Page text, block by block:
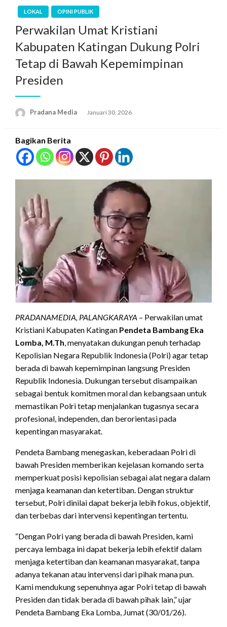
LOKAL OPINI PUBLIK
Perwakilan Umat Kristiani
Kabupaten Katingan Dukung Polri
Tetap di Bawah Kepemimpinan
Presiden
Pradana Media Januari 30, 2026
Bagikan Berita
PRADANAMEDIA, PALANGKARAYA – Perwakilan umat
Kristiani Kabupaten Katingan Pendeta Bambang Eka
Lomba, M.Th , menyatakan dukungan penuh terhadap
Kepolisian Negara Republik Indonesia (Polri) agar tetap
berada di bawah kepemimpinan langsung Presiden
Republik Indonesia. Dukungan tersebut disampaikan
sebagai bentuk komitmen moral dan kebangsaan untuk
memastikan Polri tetap menjalankan tugasnya secara
profesional, independen, dan berorientasi pada
kepentingan masyarakat.
Pendeta Bambang menegaskan, keberadaan Polri di
bawah Presiden memberikan kejelasan komando serta
memperkuat posisi kepolisian sebagai alat negara dalam
menjaga keamanan dan ketertiban. Dengan struktur
tersebut, Polri dinilai dapat bekerja lebih fokus, objektif,
dan terbebas dari intervensi kepentingan tertentu.
“Dengan Polri yang berada di bawah Presiden, kami
percaya lembaga ini dapat bekerja lebih efektif dalam
menjaga ketertiban dan keamanan masyarakat, tanpa
adanya tekanan atau intervensi dari pihak mana pun.
Kami mendukung sepenuhnya agar Polri tetap di bawah
Presiden dan tidak berada di bawah pihak lain,” ujar
Pendeta Bambang Eka Lomba, Jumat (30/01/26).